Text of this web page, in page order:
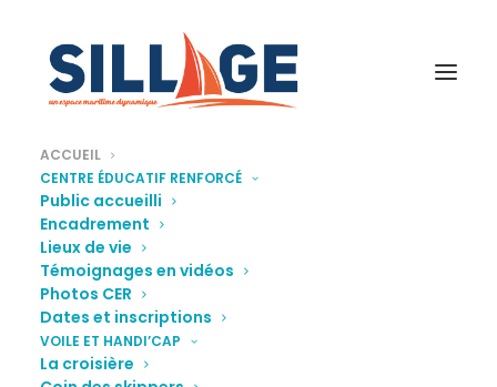
ACCUEIL
CENTRE ÉDUCATIF RENFORCÉ
Public accueilli
Encadrement
Lieux de vie
Témoignages en vidéos
Photos CER
Dates et inscriptions
VOILE ET HANDI’CAP
La croisière